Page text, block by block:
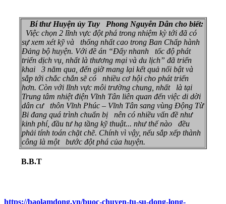
Bí thư Huyện ủy Tuy Phong Nguyễn Dân cho biết:
Việc chọn 2 lĩnh vực đột phá trong nhiệm kỳ tới đã có
sự xem xét kỹ và thống nhất cao trong Ban Chấp hành
Đảng bộ huyện. Với đề án “Đẩy nhanh tốc độ phát
triển dịch vụ, nhất là thương mại và du lịch” đã triển
khai 3 năm qua, đến giờ mang lại kết quả nổi bật và
sắp tới chắc chắn sẽ có nhiều cơ hội cho phát triển
hơn. Còn với lĩnh vực môi trường chung, nhất là tại
Trung tâm nhiệt điện Vĩnh Tân liên quan đến việc di dời
dân cư thôn Vĩnh Phúc – Vĩnh Tân sang vùng Động Từ
Bi đang quá trình chuẩn bị nên có nhiều vấn đề như
kinh phí, đầu tư hạ tầng kỹ thuật... như thế nào đều
phải tính toán chặt chẽ. Chính vì vậy, nếu sắp xếp thành
công là một bước đột phá của huyện.
B.B.T
https://baolamdong.vn/buoc-chuyen-tu-su-dong-long-